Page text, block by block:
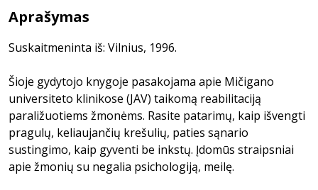
Aprašymas
Suskaitmeninta iš: Vilnius, 1996.
Šioje gydytojo knygoje pasakojama apie Mičigano
universiteto klinikose (JAV) taikomą reabilitaciją
paraližuotiems žmonėms. Rasite patarimų, kaip išvengti
pragulų, keliaujančių krešulių, paties sąnario
sustingimo, kaip gyventi be inkstų. Įdomūs straipsniai
apie žmonių su negalia psichologiją, meilę.